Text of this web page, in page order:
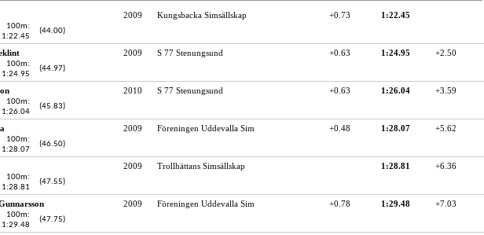
2009 Kungsbacka Simsällskap +0.73 1:22.45
100m:
1:22.45
(44.00)
2009 S 77 Stenungsund +0.63 1:24.95 +2.50
100m:
1:24.95
(44.97)
2010 S 77 Stenungsund +0.63 1:26.04 +3.59
100m:
1:26.04
(45.83)
2009 Föreningen Uddevalla Sim +0.48 1:28.07 +5.62
100m:
1:28.07
(46.50)
2009 Trollhättans Simsällskap 1:28.81 +6.36
100m:
1:28.81
(47.55)
2009 Föreningen Uddevalla Sim +0.78 1:29.48 +7.03
100m:
1:29.48
(47.75)